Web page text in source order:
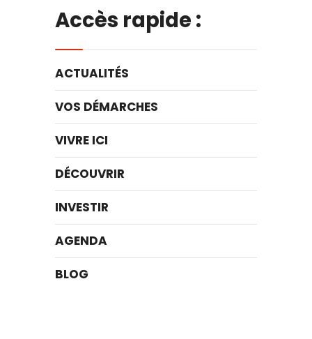
Accès rapide :
ACTUALITÉS
VOS DÉMARCHES
VIVRE ICI
DÉCOUVRIR
INVESTIR
AGENDA
BLOG